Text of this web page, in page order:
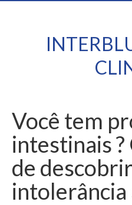
Você tem
intestinais
de
intolerância